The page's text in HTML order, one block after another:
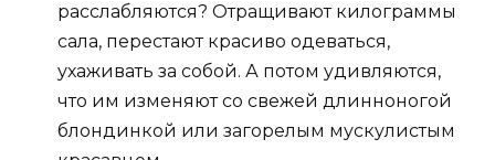
расслабляются? Отращивают килограммы
сала, перестают красиво одеваться,
ухаживать за собой. А потом удивляются,
что им изменяют со свежей длинноногой
блондинкой или загорелым мускулистым